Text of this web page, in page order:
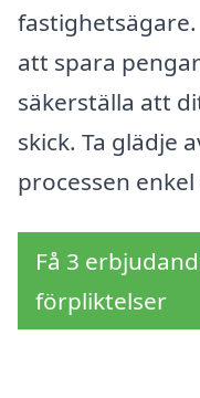
att spara
säkerställa att
skick. Ta glädje
processen
Få 3
förpliktelser